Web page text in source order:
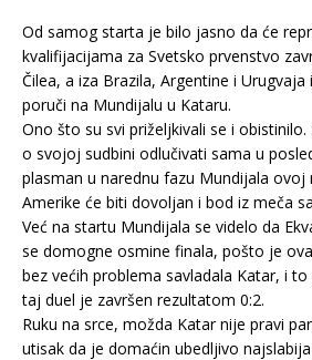
Od samog starta je bilo jasno da će
kvalifijacijama za Svetsko prvenstvo
Čilea, a iza Brazila, Argentine i
poruči na Mundijalu u Kataru.
Ono što su svi priželjkivali se i obistinilo.
o svojoj sudbini odlučivati sama u
plasman u narednu fazu Mundijala ovoj
Amerike će biti dovoljan i bod iz meča
Već na startu Mundijala se videlo da
se domogne osmine finala, pošto je
bez većih problema savladala Katar, i
taj duel je završen rezultatom 0:2.
Ruku na srce, možda Katar nije pravi
utisak da je domaćin ubedljivo